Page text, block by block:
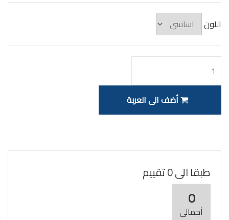
اللون
أضف الى العربة
طبقا الى 0 تقييم
0
أجمالى